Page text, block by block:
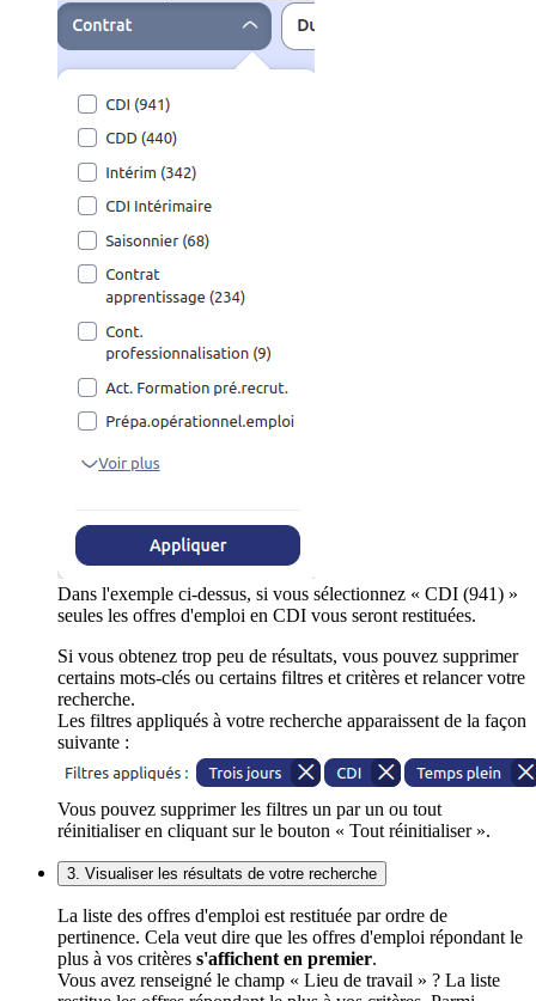
Dans l'exemple ci-dessus, si vous sélectionnez « CDI (941) »
seules les offres d'emploi en CDI vous seront restituées.
Si vous obtenez trop peu de résultats, vous pouvez supprimer
certains mots-clés ou certains filtres et critères et relancer votre
recherche.
Les filtres appliqués à votre recherche apparaissent de la façon
suivante :
Vous pouvez supprimer les filtres un par un ou tout
réinitialiser en cliquant sur le bouton « Tout réinitialiser ».
3. Visualiser les résultats de votre recherche
La liste des offres d'emploi est restituée par ordre de
pertinence. Cela veut dire que les offres d'emploi répondant le
plus à vos critères s'affichent en premier.
Vous avez renseigné le champ « Lieu de travail » ? La liste